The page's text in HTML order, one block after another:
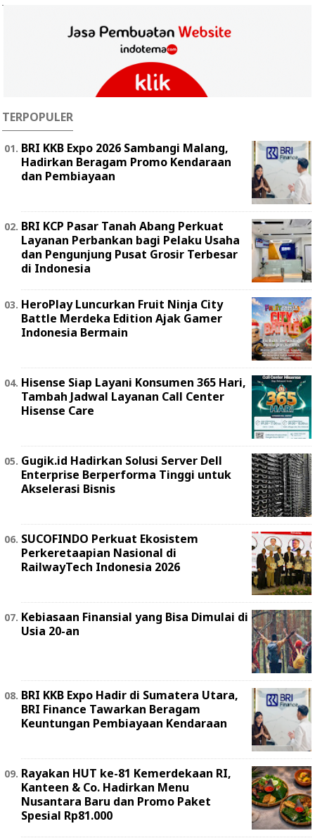
TERPOPULER
BRI KKB Expo 2026 Sambangi Malang,
Hadirkan Beragam Promo Kendaraan
dan Pembiayaan
BRI KCP Pasar Tanah Abang Perkuat
Layanan Perbankan bagi Pelaku Usaha
dan Pengunjung Pusat Grosir Terbesar
di Indonesia
HeroPlay Luncurkan Fruit Ninja City
Battle Merdeka Edition Ajak Gamer
Indonesia Bermain
Hisense Siap Layani Konsumen 365 Hari,
Tambah Jadwal Layanan Call Center
Hisense Care
Gugik.id Hadirkan Solusi Server Dell
Enterprise Berperforma Tinggi untuk
Akselerasi Bisnis
SUCOFINDO Perkuat Ekosistem
Perkeretaapian Nasional di
RailwayTech Indonesia 2026
Kebiasaan Finansial yang Bisa Dimulai di
Usia 20-an
BRI KKB Expo Hadir di Sumatera Utara,
BRI Finance Tawarkan Beragam
Keuntungan Pembiayaan Kendaraan
Rayakan HUT ke-81 Kemerdekaan RI,
Kanteen & Co. Hadirkan Menu
Nusantara Baru dan Promo Paket
Spesial Rp81.000